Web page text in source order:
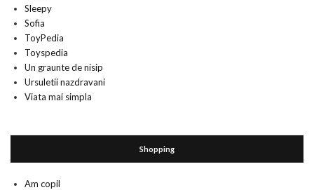
Sleepy
Sofia
ToyPedia
Toyspedia
Un graunte de nisip
Ursuletii nazdravani
Viata mai simpla
Shopping
Am copil